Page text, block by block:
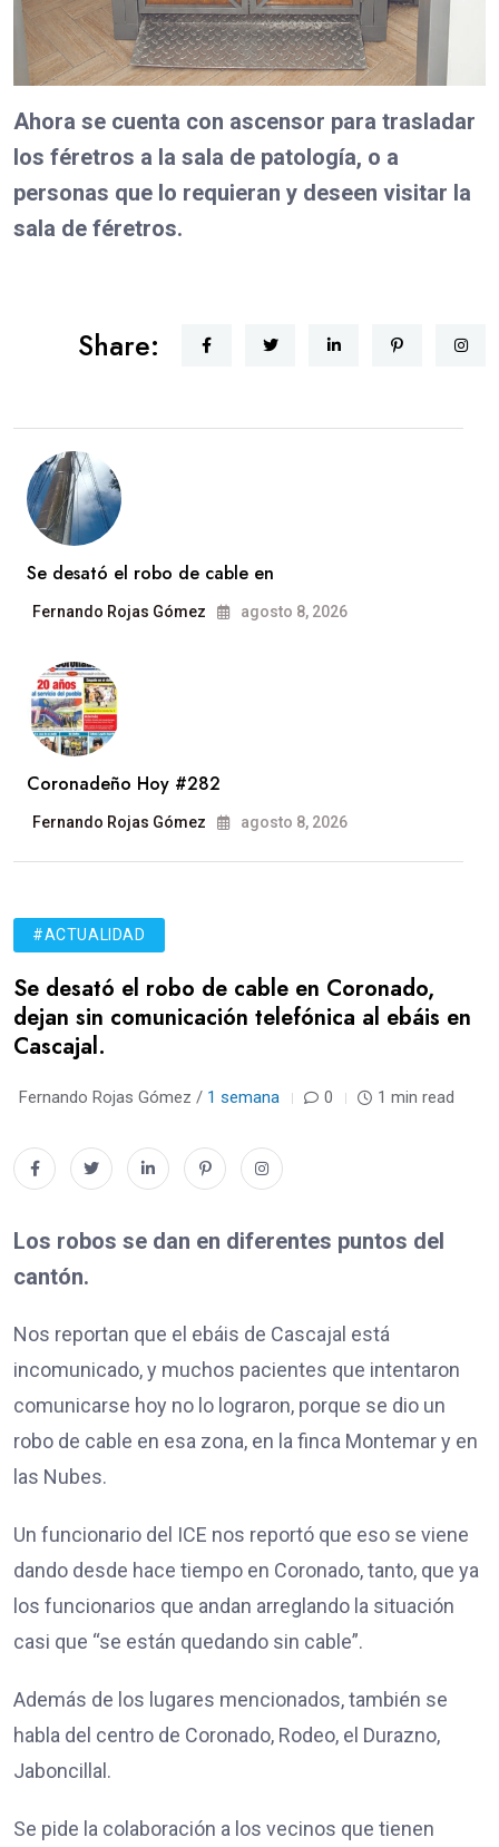
Ahora se cuenta con ascensor para trasladar
los féretros a la sala de patología, o a
personas que lo requieran y deseen visitar la
sala de féretros.
Share:
Se desató el robo de cable en
Fernando Rojas Gómez agosto 8, 2026
Coronadeño Hoy #282
Fernando Rojas Gómez agosto 8, 2026
#ACTUALIDAD
Se desató el robo de cable en Coronado,
dejan sin comunicación telefónica al ebáis en
Cascajal.
Fernando Rojas Gómez / 1 semana 0 1 min read
Los robos se dan en diferentes puntos del
cantón.
Nos reportan que el ebáis de Cascajal está
incomunicado, y muchos pacientes que intentaron
comunicarse hoy no lo lograron, porque se dio un
robo de cable en esa zona, en la finca Montemar y en
las Nubes.
Un funcionario del ICE nos reportó que eso se viene
dando desde hace tiempo en Coronado, tanto, que ya
los funcionarios que andan arreglando la situación
casi que “se están quedando sin cable”.
Además de los lugares mencionados, también se
habla del centro de Coronado, Rodeo, el Durazno,
Jaboncillal.
Se pide la colaboración a los vecinos que tienen